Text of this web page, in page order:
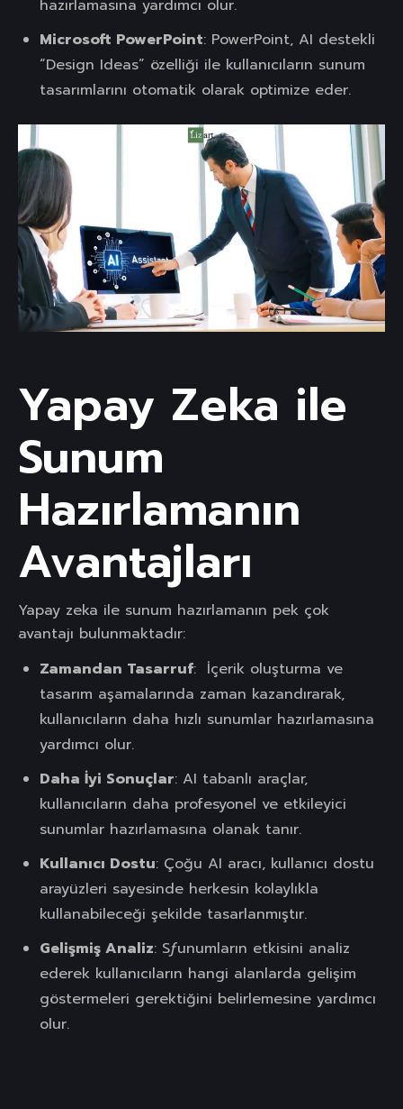
hazırlamasına yardımcı olur.
Microsoft PowerPoint: PowerPoint, AI destekli
“Design Ideas” özelliği ile kullanıcıların sunum
tasarımlarını otomatik olarak optimize eder.
Yapay Zeka ile
Sunum
Hazırlamanın
Avantajları
Yapay zeka ile sunum hazırlamanın pek çok
avantajı bulunmaktadır:
Zamandan Tasarruf: İçerik oluşturma ve
tasarım aşamalarında zaman kazandırarak,
kullanıcıların daha hızlı sunumlar hazırlamasına
yardımcı olur.
Daha İyi Sonuçlar: AI tabanlı araçlar,
kullanıcıların daha profesyonel ve etkileyici
sunumlar hazırlamasına olanak tanır.
Kullanıcı Dostu: Çoğu AI aracı, kullanıcı dostu
arayüzleri sayesinde herkesin kolaylıkla
kullanabileceği şekilde tasarlanmıştır.
Gelişmiş Analiz: Sƒunumların etkisini analiz
ederek kullanıcıların hangi alanlarda gelişim
göstermeleri gerektiğini belirlemesine yardımcı
olur.